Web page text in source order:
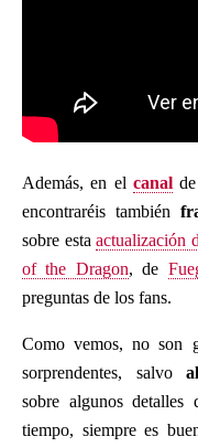
Además, en el canal de
encontraréis también
sobre esta actualización
of the Dragon, de
preguntas de los fans.
Como vemos, no son
sorprendentes, salvo
sobre algunos
tiempo, siempre es